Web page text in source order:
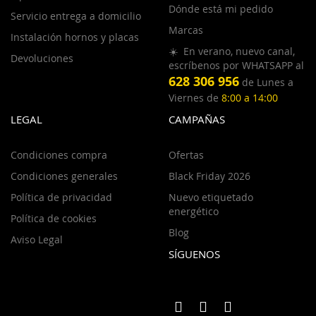
Servicio entrega a domicilio
Instalación hornos y placas
Devoluciones
Dónde está mi pedido
Marcas
☀️ En verano, nuevo canal,
escríbenos por WHATSAPP al
628 306 956 de Lunes a
Viernes de 8:00 a 14:00
LEGAL
Condiciones compra
Condiciones generales
Política de privacidad
Política de cookies
Aviso Legal
CAMPAÑAS
Ofertas
Black Friday 2026
Nuevo etiquetado
energético
Blog
SÍGUENOS